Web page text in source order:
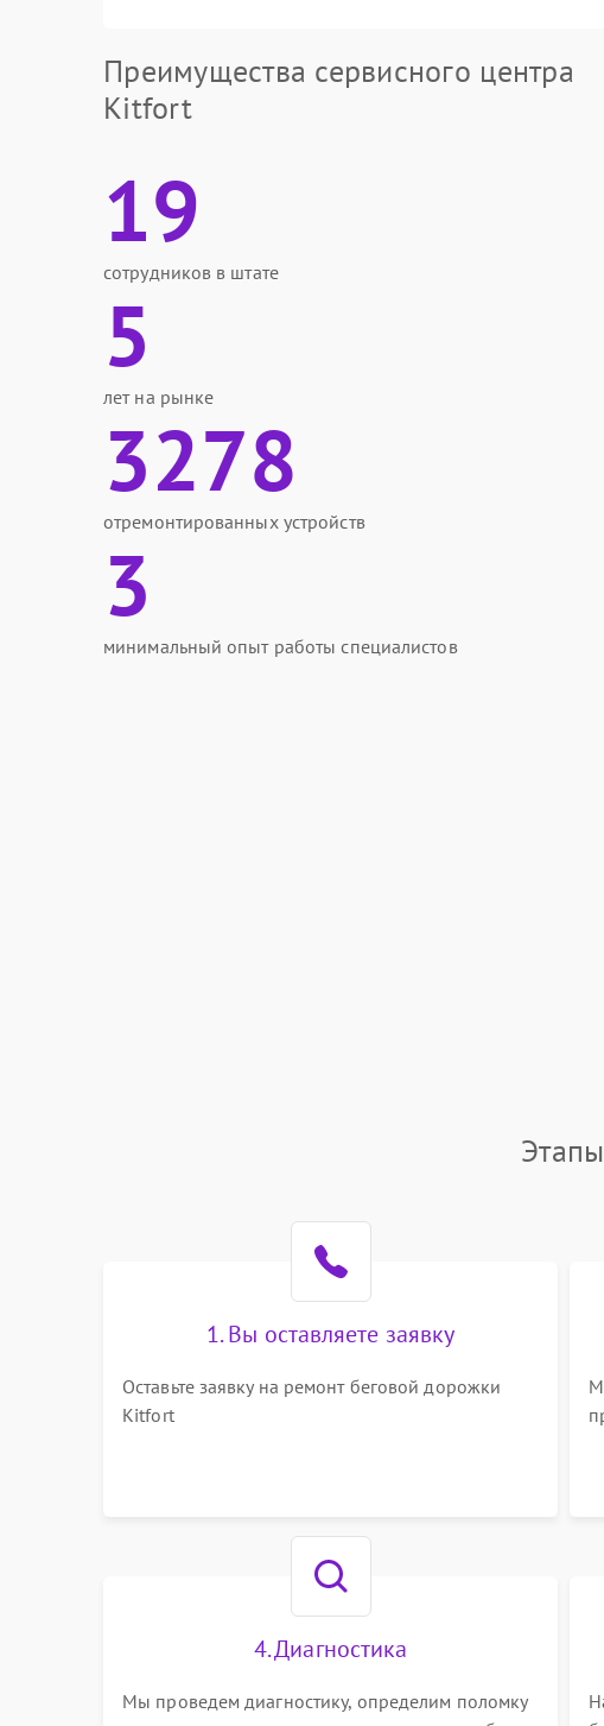
Преимущества сервисного центра
Kitfort
19
сотрудников в штате
5
лет на рынке
3278
отремонтированных устройств
3
минимальный опыт работы специалистов
1. Вы оставляете заявку
Оставьте заявку на ремонт беговой дорожки
Kitfort
4. Диагностика
Мы проведем диагностику, определим поломку